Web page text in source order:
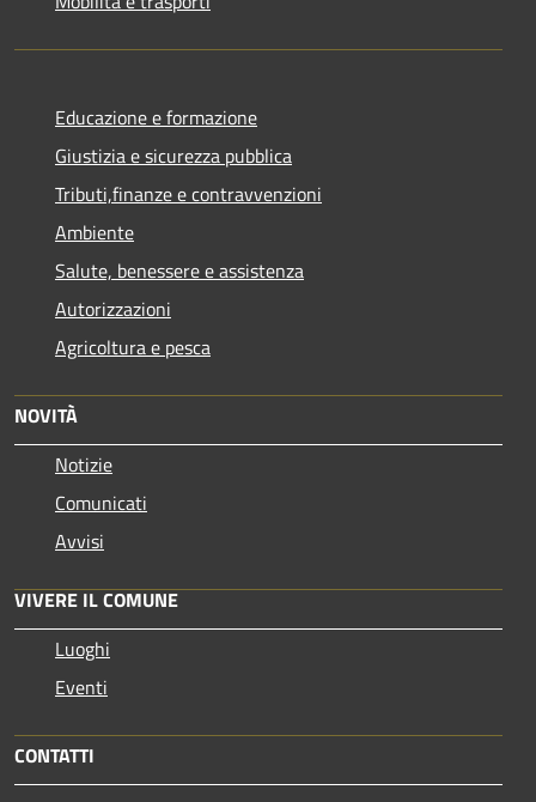
Educazione e formazione
Giustizia e sicurezza pubblica
Tributi,finanze e contravvenzioni
Ambiente
Salute, benessere e assistenza
Autorizzazioni
Agricoltura e pesca
NOVITÀ
Notizie
Comunicati
Avvisi
VIVERE IL COMUNE
Luoghi
Eventi
CONTATTI